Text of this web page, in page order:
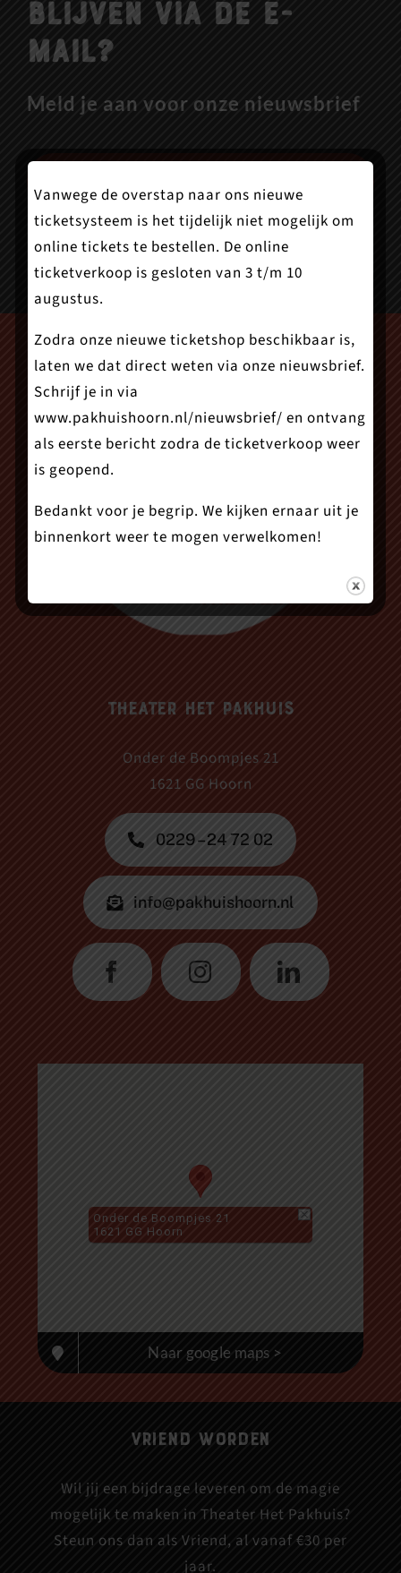
blijven via de e-
mail?
Meld je aan voor onze nieuwsbrief
Onder de Boompjes 21
1621 GG Hoorn
Naar google maps >
Theater Het Pakhuis
Onder de Boompjes 21
1621 GG Hoorn
0229 – 24 72 02
info@pakhuishoorn.nl
Vriend worden
Wil jij een bijdrage leveren om de magie
mogelijk te maken in Theater Het Pakhuis?
Steun ons dan als Vriend, al vanaf €30 per
jaar.
Vanwege de overstap naar ons nieuwe
ticketsysteem is het tijdelijk niet mogelijk om
online tickets te bestellen. De online
ticketverkoop is gesloten van 3 t/m 10
augustus.
Zodra onze nieuwe ticketshop beschikbaar is,
laten we dat direct weten via onze nieuwsbrief.
Schrijf je in via
www.pakhuishoorn.nl/nieuwsbrief/ en ontvang
als eerste bericht zodra de ticketverkoop weer
is geopend.
Bedankt voor je begrip. We kijken ernaar uit je
binnenkort weer te mogen verwelkomen!